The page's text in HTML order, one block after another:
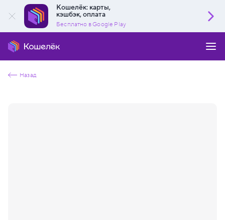
Кошелёк: карты,
кэшбэк, оплата
Бесплатно в Google Play
Назад